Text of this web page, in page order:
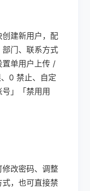
建新用户，配
门、联系方式
置单用户上传 /
0 禁止、自定
」「禁用用
改密码、调整
，也可直接禁